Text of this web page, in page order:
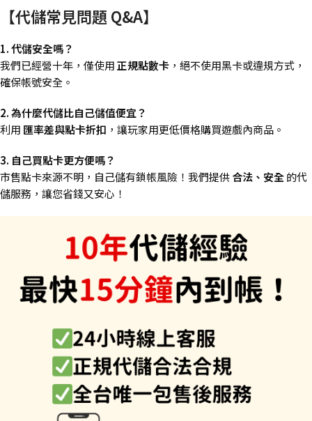
【代儲常見問題 Q&A】
1. 代儲安全嗎？
我們已經營十年，僅使用正規點數卡 ，絕不使用黑卡或違規方式，
確保帳號安全。
2. 為什麼代儲比自己儲值便宜？
利用 匯率差與點卡折扣 ，讓玩家用更低價格購買遊戲內商品。
3. 自己買點卡更方便嗎？
市售點卡來源不明，自己儲有鎖帳風險！我們提供合法、安全的代
儲服務，讓您省錢又安心！